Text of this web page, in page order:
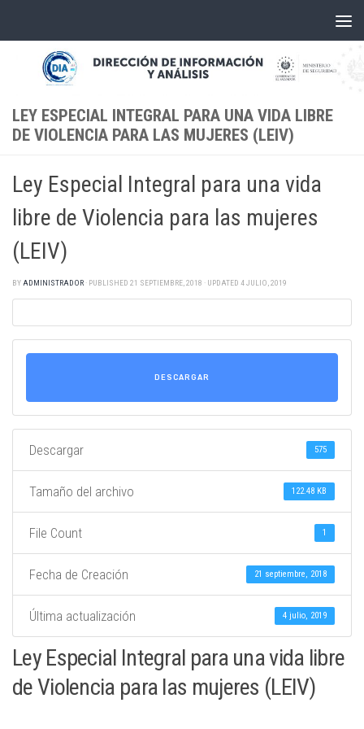
LEY ESPECIAL INTEGRAL PARA UNA VIDA LIBRE
DE VIOLENCIA PARA LAS MUJERES (LEIV)
Ley Especial Integral para una vida
libre de Violencia para las mujeres
(LEIV)
BYADMINISTRADOR · PUBLISHED 21 SEPTIEMBRE, 2018 · UPDATED 4 JULIO, 2019
DESCARGAR
Descargar 575
Tamaño del archivo 122.48 KB
File Count 1
Fecha de Creación 21 septiembre, 2018
Última actualización 4 julio, 2019
Ley Especial Integral para una vida libre
de Violencia para las mujeres (LEIV)